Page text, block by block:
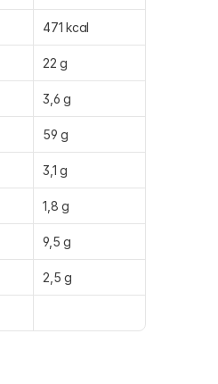
471 kcal
22 g
3,6 g
59 g
3,1 g
1,8 g
9,5 g
2,5 g